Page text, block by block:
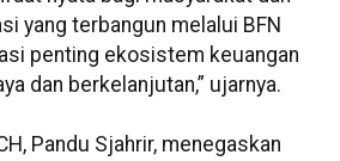
yang terbangun melalui BFN
penting ekosistem keuangan
dan berkelanjutan,” ujarnya.
Pandu Sjahrir, menegaskan